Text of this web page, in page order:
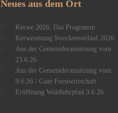
Neuesaus dem Ort
Kerwe 2026: Das Programm
Kerweumzug Streckenverlauf 2026
Aus der Gemeinderatssitzung vom
23.6.26
Aus der Gemeinderatssitzung vom
9.6.26 / Gute Forstwirtschaft
Eröffnung Waldlehrpfad 3.6.26